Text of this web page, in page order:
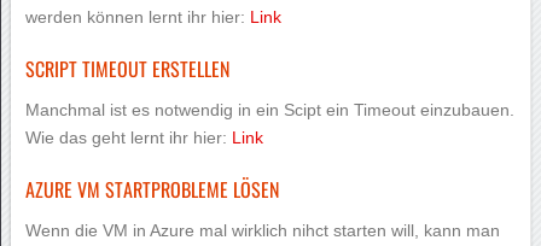
werden können lernt ihr hier: Link
SCRIPT TIMEOUT ERSTELLEN
Manchmal ist es notwendig in ein Scipt ein Timeout einzubauen.
Wie das geht lernt ihr hier: Link
AZURE VM STARTPROBLEME LÖSEN
Wenn die VM in Azure mal wirklich nihct starten will, kann man